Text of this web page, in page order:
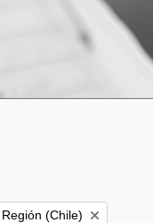
filter: (Chile)